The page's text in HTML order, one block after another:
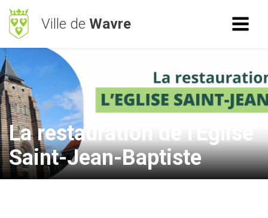
Ville de Wavre
RECHERCHE
ACCÈS RAPIDE
Mes démarches
BetterStreet
Déchets
Horaires
La restauration de l'Eglise
Saint-Jean-Baptiste